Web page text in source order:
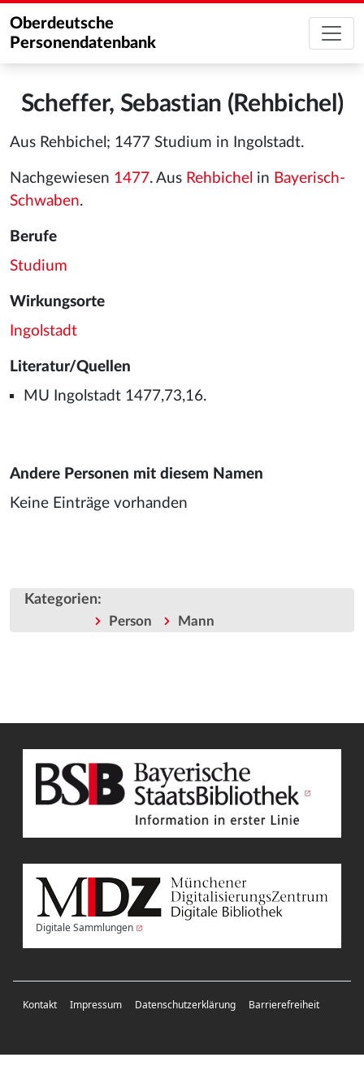
Oberdeutsche
Personendatenbank
Scheffer, Sebastian (Rehbichel)
Aus Rehbichel; 1477 Studium in Ingolstadt.
Nachgewiesen 1477. Aus Rehbichel in Bayerisch-
Schwaben.
Berufe
Studium
Wirkungsorte
Ingolstadt
Literatur/Quellen
MU Ingolstadt 1477,73,16.
Andere Personen mit diesem Namen
Keine Einträge vorhanden
Kategorien:
Person Mann
Digitale Sammlungen
Kontakt Impressum Datenschutzerklärung Barrierefreiheit